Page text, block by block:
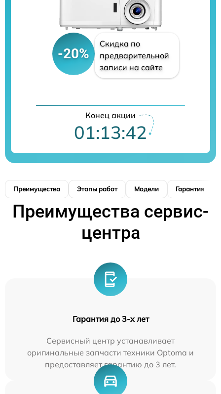
-20%
Скидка по
предварительной
записи на сайте
Конец акции
01:13:41
Преимущества Этапы работ Модели Гарантия
Преимущества сервис-
центра
Гарантия до 3-х лет
Сервисный центр устанавливает
оригинальные запчасти техники Optoma и
предоставляет гарантию до 3 лет.